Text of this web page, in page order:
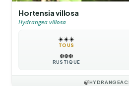
Hortensia villosa
Hydrangea villosa
☀️☀️☀️
TOUS
❄️❄️❄️
RUSTIQUE
🍃